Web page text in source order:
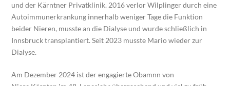
und der Kärntner Privatklinik. 2016 verlor Wilplinger durch eine
Autoimmunerkrankung innerhalb weniger Tage die Funktion
beider Nieren, musste an die Dialyse und wurde schließlich in
Innsbruck transplantiert. Seit 2023 musste Mario wieder zur
Dialyse.
Am Dezember 2024 ist der engagierte Obamnn von